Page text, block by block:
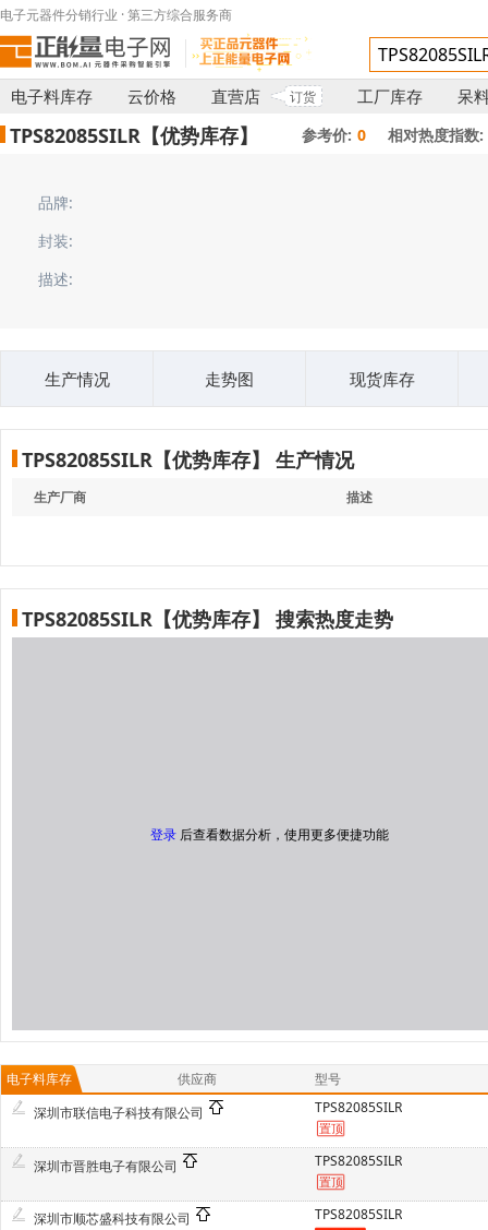
电子元器件分销行业 · 第三方综合服务商
电子料库存 云价格 直营店 订货 工厂库存 呆
TPS82085SILR【优势库存】 参考价: 0 相对热度指数:
品牌:
封装:
描述:
生产情况 走势图 现货库存
TPS82085SILR【优势库存】 生产情况
生产厂商 描述
TPS82085SILR【优势库存】 搜索热度走势
登录 后查看数据分析，使用更多便捷功能
电子料库存 供应商
型号
深圳市联信电子科技有限公司
TPS82085SILR
深圳市晋胜电子有限公司 TPS82085SILR
深圳市顺芯盛科技有限公司 TPS82085SILR